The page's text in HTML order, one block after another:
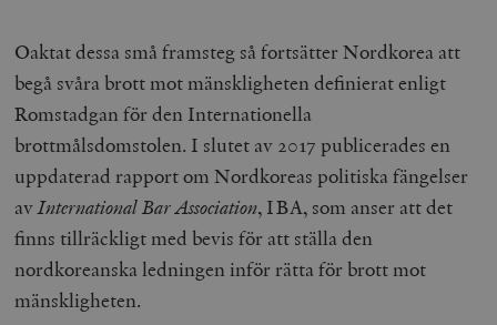
Oaktat dessa små framsteg så fortsätter Nordkorea att
begå svåra brott mot mänskligheten definierat enligt
Romstadgan för den Internationella
brottmålsdomstolen. I slutet av 2017 publicerades en
uppdaterad rapport om Nordkoreas politiska fängelser
avInternational Bar Association, IBA, som anser att det
finns tillräckligt med bevis för att ställa den
nordkoreanska ledningen inför rätta för brott mot
mänskligheten.